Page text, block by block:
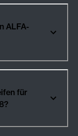
ALFA-
für